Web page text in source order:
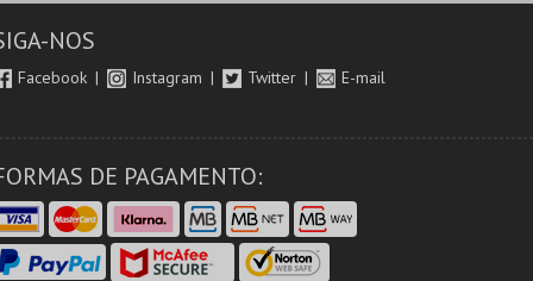
NOS
Facebook Instagram Twitter E-mail
DE PAGAMENTO: